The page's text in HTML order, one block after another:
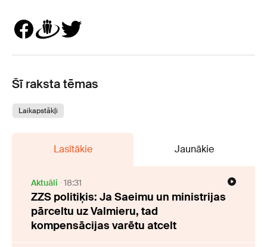
Šī raksta tēmas
Laikapstākļi
Lasītākie Jaunākie
Aktuāli 18:31
ZZS politiķis: Ja Saeimu un ministrijas
pārceltu uz Valmieru, tad
kompensācijas varētu atcelt